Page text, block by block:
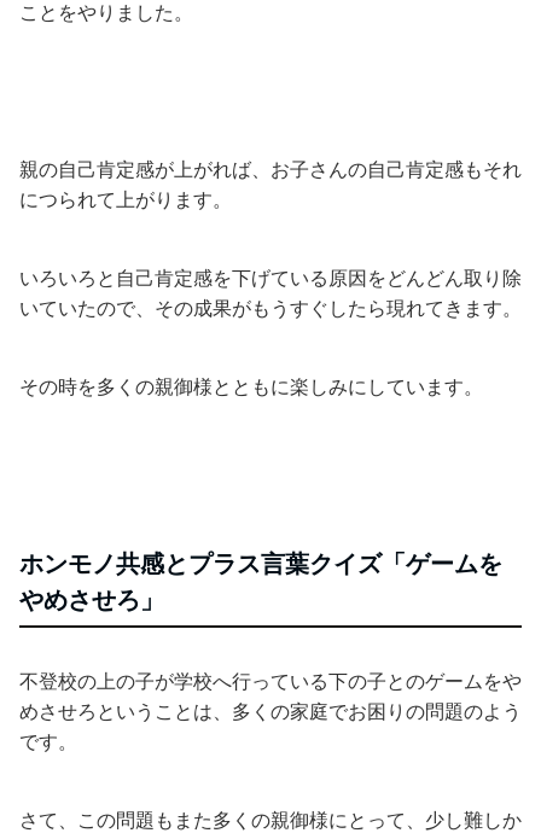
ことをやりました。
親の自己肯定感が上がれば、お子さんの自己肯定感もそれ
につられて上がります。
いろいろと自己肯定感を下げている原因をどんどん取り除
いていたので、その成果がもうすぐしたら現れてきます。
その時を多くの親御様とともに楽しみにしています。
ホンモノ共感とプラス言葉クイズ「ゲームを
やめさせろ」
不登校の上の子が学校へ行っている下の子とのゲームをや
めさせろということは、多くの家庭でお困りの問題のよう
です。
さて、この問題もまた多くの親御様にとって、少し難しか